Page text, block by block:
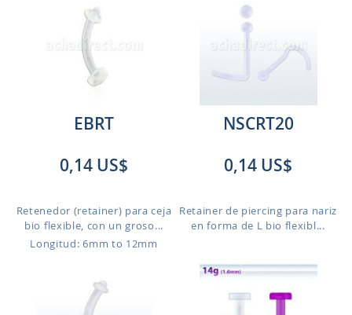
EBRT
0,14 US$
Retenedor (retainer) para ceja
bio flexible, con un groso...
Longitud: 6mm to 12mm
NSCRT20
0,14 US$
Retainer de piercing para nariz
en forma de L bio flexibl...